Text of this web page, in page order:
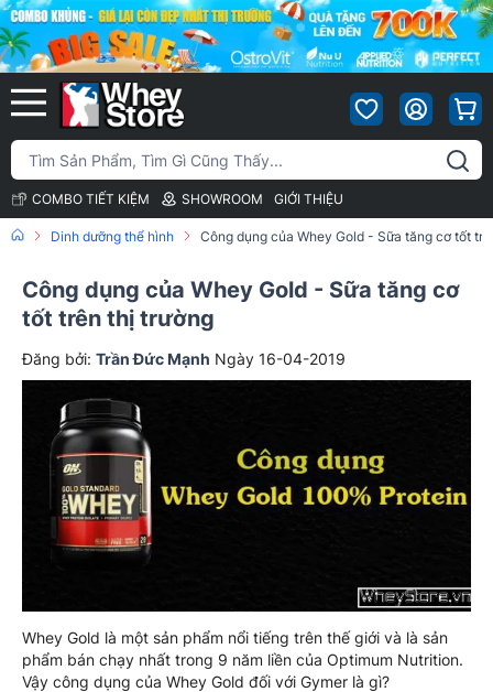
COMBO TIẾT KIỆM SHOWROOM GIỚI THIỆU
Dinh dưỡng thể hình Công dụng của Whey Gold - Sữa tăng cơ tốt
Công dụng của Whey Gold - Sữa tăng cơ
tốt trên thị trường
Đăng bởi: Trần Đức Mạnh Ngày 16-04-2019
Whey Gold là một sản phẩm nổi tiếng trên thế giới và là sản
phẩm bán chạy nhất trong 9 năm liền của Optimum Nutrition.
Vậy công dụng của Whey Gold đối với Gymer là gì?